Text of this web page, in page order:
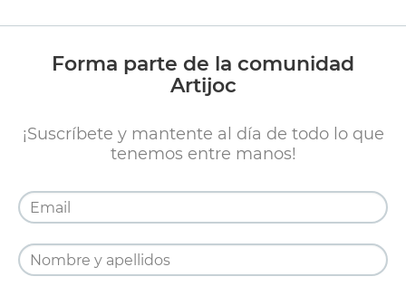
Forma parte de la comunidad
Artijoc
¡Suscríbete y mantente al día de todo lo que
tenemos entre manos!